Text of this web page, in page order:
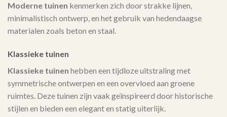
Moderne tuinen kenmerken zich door strakke lijnen,
minimalistisch ontwerp, en het gebruik van hedendaagse
materialen zoals beton en staal.
Klassieke tuinen
Klassieke tuinen hebben een tijdloze uitstraling met
symmetrische ontwerpen en een overvloed aan groene
ruimtes. Deze tuinen zijn vaak geïnspireerd door historische
stijlen en bieden een elegant en statig uiterlijk.